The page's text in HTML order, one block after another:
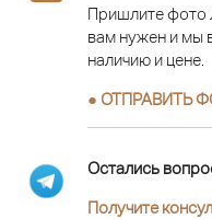
Пришлите фото
вам нужен и мы
наличию и цене.
● ОТПРАВИТЬ
Остались
Получите